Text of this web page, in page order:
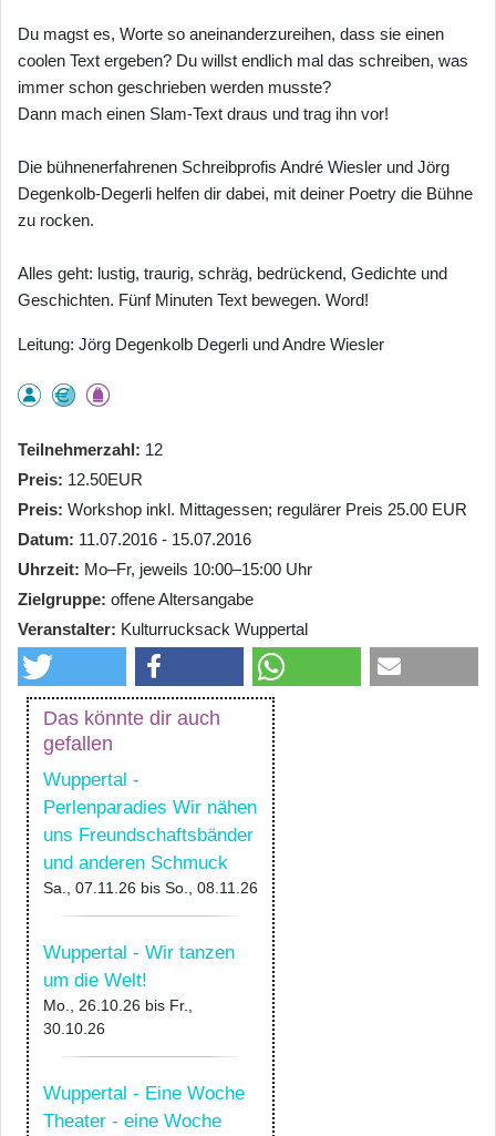
Du magst es, Worte so aneinanderzureihen, dass sie einen
coolen Text ergeben? Du willst endlich mal das schreiben, was
immer schon geschrieben werden musste?
Dann mach einen Slam-Text draus und trag ihn vor!
Die bühnenerfahrenen Schreibprofis André Wiesler und Jörg
Degenkolb-Degerli helfen dir dabei, mit deiner Poetry die Bühne
zu rocken.
Alles geht: lustig, traurig, schräg, bedrückend, Gedichte und
Geschichten. Fünf Minuten Text bewegen. Word!
Leitung: Jörg Degenkolb Degerli und Andre Wiesler
Teilnehmerzahl
12
Preis 12.50EUR
Preis Workshop inkl. Mittagessen; regulärer Preis 25.00 EUR
Datum 11.07.2016 - 15.07.2016
Uhrzeit Mo–Fr, jeweils 10:00–15:00 Uhr
Zielgruppe offene Altersangabe
Veranstalter Kulturrucksack Wuppertal
Das könnte dir auch
gefallen
Wuppertal -
Perlenparadies Wir nähen
uns Freundschaftsbänder
und anderen Schmuck
Sa., 07.11.26 bis So., 08.11.26
Wuppertal - Wir tanzen
um die Welt!
Mo., 26.10.26 bis Fr.,
30.10.26
Wuppertal - Eine Woche
Theater - eine Woche